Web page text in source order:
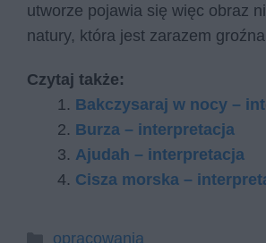
utworze pojawia się więc obraz
natury, która jest zarazem
Czytaj także:
Bakczysaraj w nocy –
Burza – interpretacja
Ajudah – interpretacja
Cisza morska –
Kategorie
opracowania